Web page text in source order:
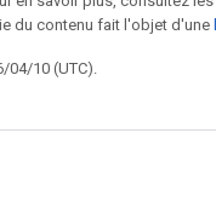
du contenu fait l'objet d'une
04/10 (UTC).